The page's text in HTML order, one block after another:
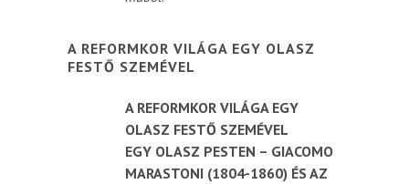
A REFORMKOR VILÁGA EGY OLASZ
FESTŐ SZEMÉVEL
A REFORMKOR VILÁGA EGY
OLASZ FESTŐ SZEMÉVEL
EGY OLASZ PESTEN – GIACOMO
MARASTONI (1804-1860) ÉS AZ